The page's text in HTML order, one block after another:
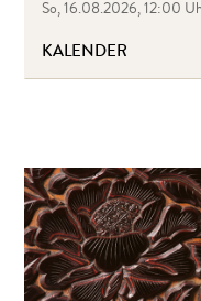
So, 16.08.2026, 12:00
KALENDER